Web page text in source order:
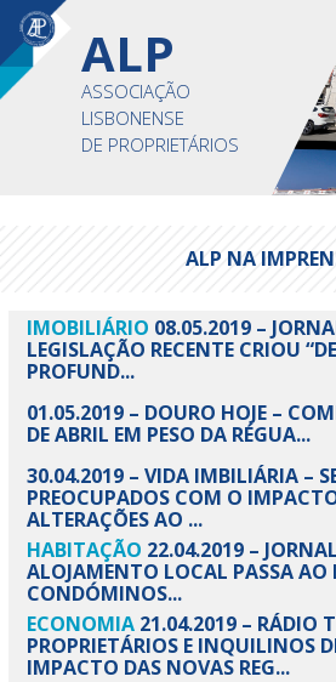
ALP
ASSOCIAÇÃO
LISBONENSE
DE PROPRIETÁRIOS
ALP NA
IMOBILIÁRIO 08.05.2019 –
LEGISLAÇÃO RECENTE CRIOU
PROFUND...
01.05.2019 – DOURO HOJE –
DE ABRIL EM PESO DA RÉGUA...
30.04.2019 – VIDA IMBILIÁRIA –
PREOCUPADOS COM O
ALTERAÇÕES AO ...
HABITAÇÃO 22.04.2019 –
ALOJAMENTO LOCAL PASSA AO
CONDÓMINOS...
ECONOMIA 21.04.2019 – RÁDIO
PROPRIETÁRIOS E INQUILINOS
IMPACTO DAS NOVAS REG...